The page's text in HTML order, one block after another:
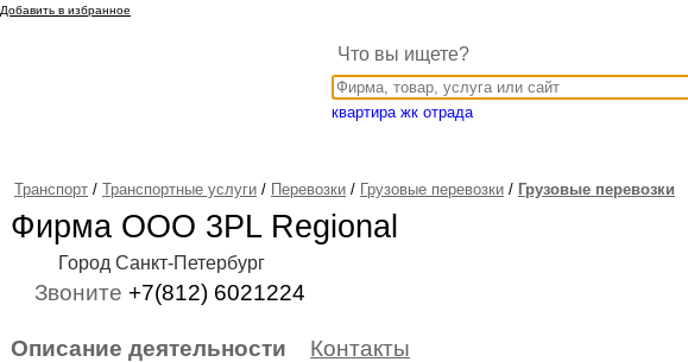
Добавить в избранное
Что вы ищете?
квартира жк отрада
Транспорт / Транспортные услуги / Перевозки / Грузовые перевозки / Грузовые перевозки
Фирма ООО 3PL Regional
Город Санкт-Петербург
Звоните +7(812) 6021224
Описание деятельности Контакты